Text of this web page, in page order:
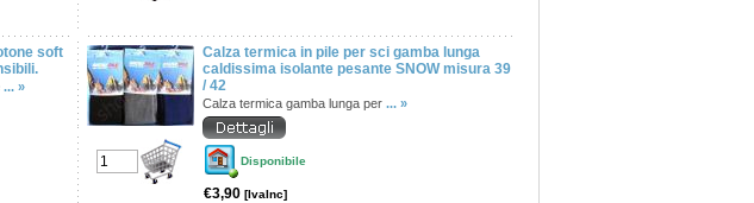
soft
... »
Calza termica in pile per sci gamba lunga
caldissima isolante pesante SNOW misura 39
/ 42
Calza termica gamba lunga per ... »
Disponibile
€3,90 [IvaInc]